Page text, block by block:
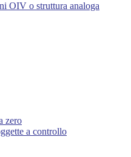
OIV o struttura analoga
zero
a controllo